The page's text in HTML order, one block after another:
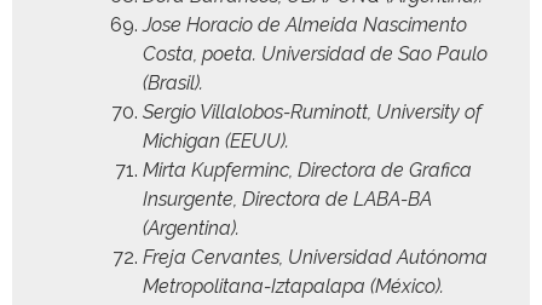
Jose Hora­cio de Almei­da Nasci­men­to
Cos­ta, poeta. Uni­ver­si­dad de Sao Paulo
(Brasil).
Ser­gio Vil­lalo­bos-Ruminott, Uni­ver­si­ty of
Michi­gan (EEUU).
Mir­ta Kupfer­minc, Direc­to­ra de Grafi­ca
Insur­gente, Direc­to­ra de LABA-BA
(Argenti­na).
Fre­ja Cer­vantes, Uni­ver­si­dad Autóno­ma
Met­ro­pol­i­tana-Izta­pala­pa (Méx­i­co).